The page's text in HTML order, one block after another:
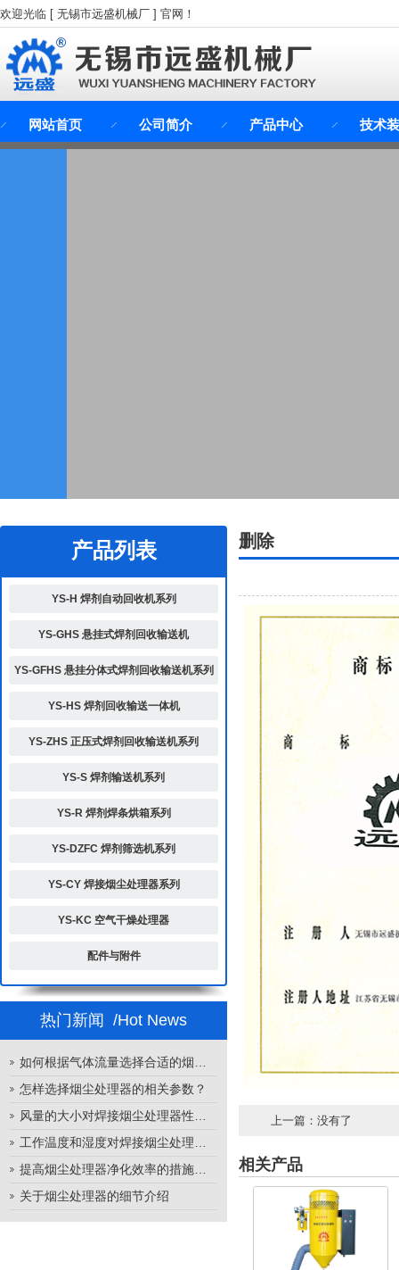
欢迎光临 [ 无锡市远盛机械厂 ] 官网！
网站首页 公司简介 产品中心 技术
产品列表
YS-H 焊剂自动回收机系列
YS-GHS 悬挂式焊剂回收输送机
YS-GFHS 悬挂分体式焊剂回收输送机系列
YS-HS 焊剂回收输送一体机
YS-ZHS 正压式焊剂回收输送机系列
YS-S 焊剂输送机系列
YS-R 焊剂焊条烘箱系列
YS-DZFC 焊剂筛选机系列
YS-CY 焊接烟尘处理器系列
YS-KC 空气干燥处理器
配件与附件
热门新闻 /Hot News
怎样选择烟尘处理器的相关参数？
关于烟尘处理器的细节介绍
删除
上一篇：没有了
相关产品